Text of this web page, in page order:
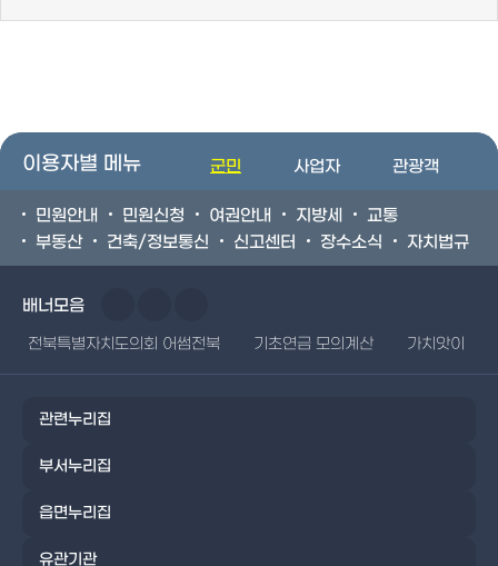
이용자별 메뉴 군민 사업자 관광객
민원안내 민원신청 여권안내 지방세
교통
부동산
건축/정보통신 신고센터 장수소식 자치법규
배너모음
전북특별자치도의회 어썸전북 기초연금 모의계산 가치앗이
관련누리집
부서누리집
읍면누리집
유관기관